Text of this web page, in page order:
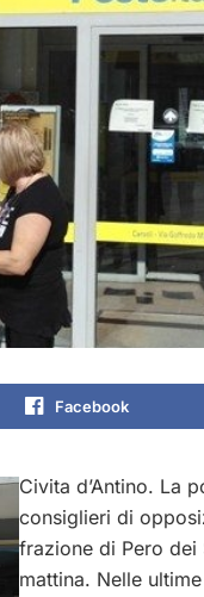
Facebook
Civita d’Antino. La
consiglieri di
frazione di Pero dei
mattina. Nelle